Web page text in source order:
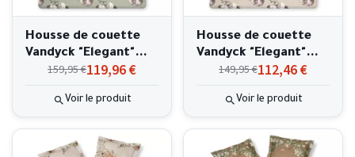
Housse de couette
Vandyck "Elegant"
240x220
119,96 €
159,95 €
Voir le produit
Housse de couette
Vandyck "Elegant"
240x220cm112,46 €
149,95 €
Voir le produit